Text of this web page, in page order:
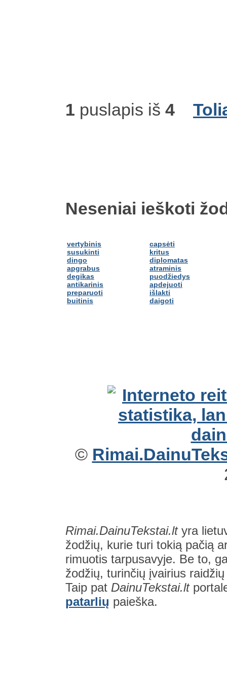
1 puslapis iš 4
Neseniai ieškoti
vertybinis
susukinti
dingo
apgrabus
degikas
antikarinis
preparuoti
buitinis
capsėti
kritus
diplomatas
atraminis
puodžiedys
apdejuoti
išlakti
daigoti
©
Rimai.DainuTekstai.ltyra
žodžių, kurie turi tokią pačią
rimuotis tarpusavyje. Be to,
žodžių, turinčių įvairius
Taip pat DainuTekstai.lt
patarlių paieška.